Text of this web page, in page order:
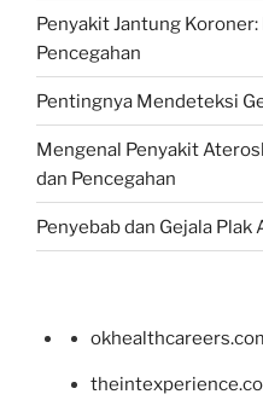
Penyakit Jantung Koroner:
Pencegahan
Pentingnya Mendeteksi
Mengenal Penyakit
dan Pencegahan
Penyebab dan Gejala